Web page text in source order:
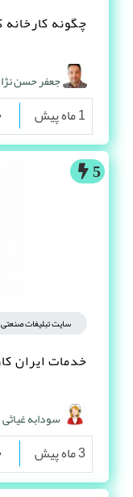
چگونه
جعفر حسن
1 ماه پیش
5
سایت تبلیغات صنعتی
خدمات ایران
سودابه غیاثی
3 ماه پیش